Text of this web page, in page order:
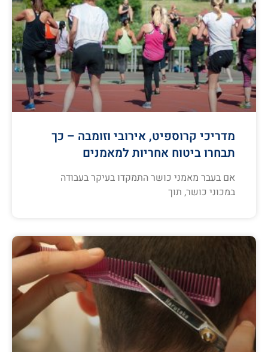
מדריכי קרוספיט, אירובי וזומבה – כך
תבחרו ביטוח אחריות למאמנים
אם בעבר מאמני כושר התמקדו בעיקר בעבודה
במכוני כושר, תוך